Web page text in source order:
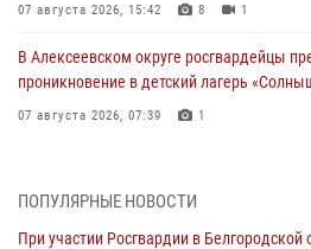
07 августа 2026, 15:42 8 1
В Алексеевском округе росгвардейцы
проникновение в детский лагерь
07 августа 2026, 07:39 1
ПОПУЛЯРНЫЕ НОВОСТИ
При участии Росгвардии в Белгородской